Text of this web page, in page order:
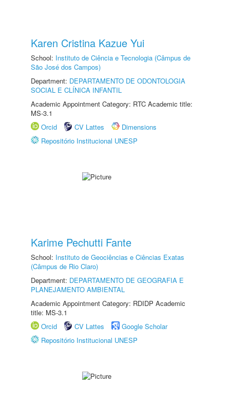
Karen Cristina Kazue Yui
School: Instituto de Ciência e Tecnologia (Câmpus de
São José dos Campos)
Department: DEPARTAMENTO DE ODONTOLOGIA
SOCIAL E CLÍNICA INFANTIL
Academic Appointment Category: RTC Academic title:
MS-3.1
Orcid
CV Lattes
Dimensions
Repositório Institucional UNESP
Karime Pechutti Fante
School: Instituto de Geociências e Ciências Exatas
(Câmpus de Rio Claro)
Department: DEPARTAMENTO DE GEOGRAFIA E
PLANEJAMENTO AMBIENTAL
Academic Appointment Category: RDIDP Academic
title: MS-3.1
Orcid
CV Lattes
Google Scholar
Repositório Institucional UNESP